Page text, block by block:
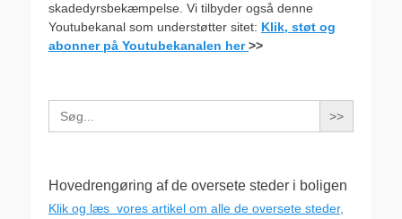
skadedyrsbekæmpelse. Vi tilbyder også denne
Youtubekanal som understøtter sitet: Klik, støt og
abonner på Youtubekanalen her>>
Search
for:
Hovedrengøring af de oversete steder i boligen
Klik og læs vores artikel om alle de oversete steder,